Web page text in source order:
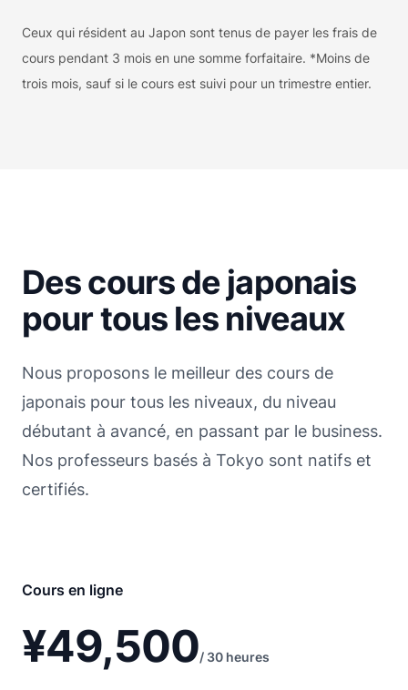
Ceux qui résident au Japon sont tenus de payer les frais de
cours pendant 3 mois en une somme forfaitaire. *Moins de
trois mois, sauf si le cours est suivi pour un trimestre entier.
Des cours de japonais
pour tous les niveaux
Nous proposons le meilleur des cours de
japonais pour tous les niveaux, du niveau
débutant à avancé, en passant par le business.
Nos professeurs basés à Tokyo sont natifs et
certifiés.
Cours en ligne
¥49,500/ 30 heures